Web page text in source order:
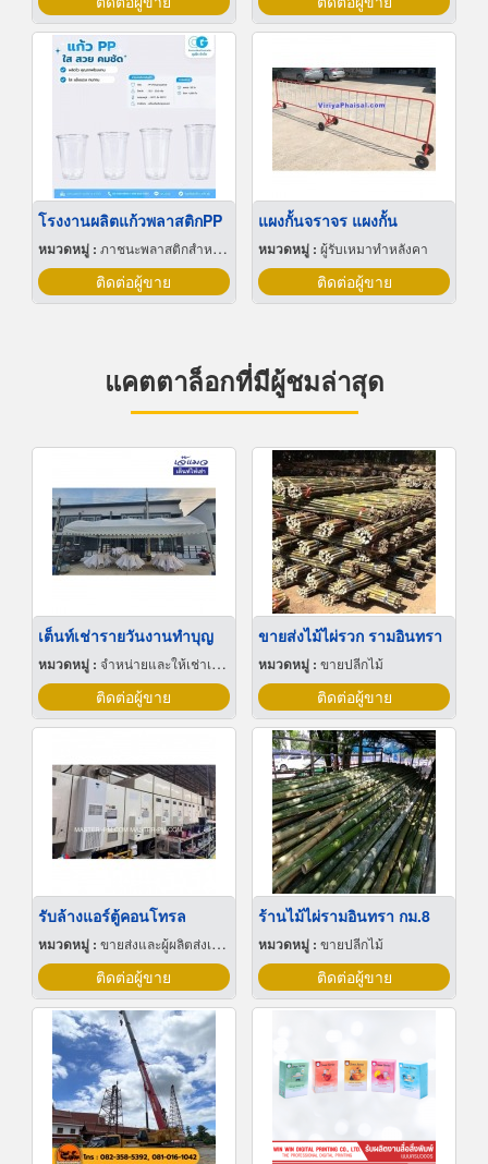
โรงงานผลิตแก้วพลาสติกPP
หมวดหมู่ : ภาชนะพลาสติกสำหรับบรรจุ
ติดต่อผู้ขาย
แผงกั้นจราจร แผงกั้น
หมวดหมู่ : ผู้รับเหมาทำหลังคา
ติดต่อผู้ขาย
แคตตาล็อกที่มีผู้ชมล่าสุด
เต็นท์เช่ารายวันงานทำบุญ
หมวดหมู่ : จำหน่ายและให้เช่าเต็นท์
ติดต่อผู้ขาย
ขายส่งไม้ไผ่รวก รามอินทรา
หมวดหมู่ : ขายปลีกไม้
ติดต่อผู้ขาย
รับล้างแอร์ตู้คอนโทรล
หมวดหมู่ : ขายส่งและผู้ผลิตส่งเครื่องทำความเย็น
ติดต่อผู้ขาย
ร้านไม้ไผ่รามอินทรา กม.8
หมวดหมู่ : ขายปลีกไม้
ติดต่อผู้ขาย